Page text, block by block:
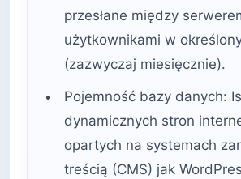
przesłane między
użytkownikami w
(zazwyczaj miesięcznie).
Pojemność bazy danych:
dynamicznych stron
opartych na systemach
treścią (CMS) jak